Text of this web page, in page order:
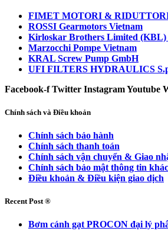
FIMET MOTORI &
ROSSI Gearmotors Vietnam
Kirloskar Brothers Limited (KBL)
Marzocchi Pompe Vietnam
KRAL Screw Pump GmbH
UFI FILTERS HYDRAULICS
Facebook-f Twitter InstagramYoutube
Chính sách và Điều khoản
Chính sách bảo hành
Chính sách thanh toán
Chính sách vận chuyển & Giao
Chính sách bảo mật thông tin
Điều khoản & Điều kiện giao dịch
Recent Post ®
Bơm cánh gạt PROCON đại lý